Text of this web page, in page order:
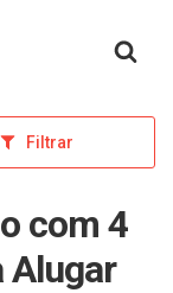
Filtrar
com 4
Alugar